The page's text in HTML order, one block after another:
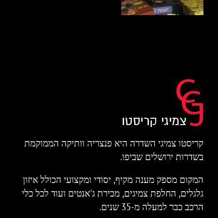
קריסטו צמיגי השדרה היא פנצריה וותיקה הממוקמת
בשדרות ירושלים שביפו.
המקום מספק מענה מקיף, יסודי ומקצועי הכולל איזון
גלגלים, החלפת צמיגים, מכירת ג'אנטים ועוד לכל כלי
הרכב כבר למעלה מ-35 שנים.